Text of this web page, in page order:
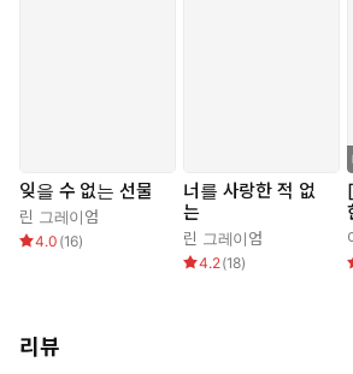
응이 너무 열정적이었다는 것이 자칫 오해를
알았다. 그는 어쩌면 그녀와 잘 생각을 하고
만 그럴 생각은 전혀 없기에 괜히 그에게 잘
않았다.
“미안해요. 혹시라도 오해하실까 봐 말씀드
그 솔직한 선언에 세바스티아노는 그녀를 유
잊을 수 없는 선물
린 그레이엄
4.0 (16)
너를 사랑한 적 없
는
린 그레이엄
4.2(18)
리뷰